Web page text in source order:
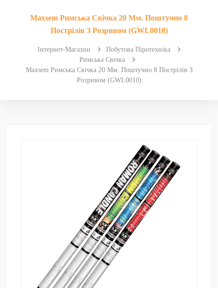
Maxsem Римська Свічка 20 Мм. Поштучно 8
Пострілів З Розривом (GWL0010)
Інтернет-Магазин
Побутова Піротехніка
Римська Свічка
Maxsem Римська Свічка 20 Мм. Поштучно 8 Пострілів З
Розривом (GWL0010)